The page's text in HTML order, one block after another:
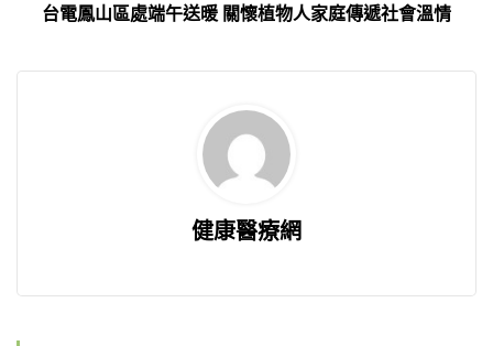
台電鳳山區處端午送暖 關懷植物人家庭傳遞社會溫情
健康醫療網